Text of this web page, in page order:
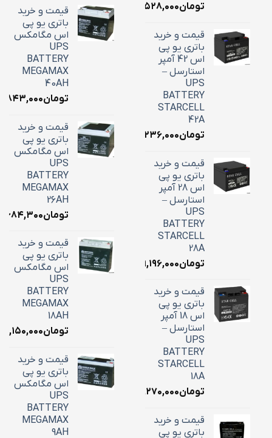
تومان۲۲,۵۲۸,۰۰۰
قیمت و خرید
باتری یو پی
اس 42 آمپر
استارسل –
UPS
BATTERY
STARCELL
42A
تومان۱۶,۲۳۶,۰۰۰
قیمت و خرید
باتری یو پی
اس 28 آمپر
استارسل –
UPS
BATTERY
STARCELL
28A
تومان۹,۱۹۶,۰۰۰
قیمت و خرید
باتری یو پی
اس 18 آمپر
استارسل –
UPS
BATTERY
STARCELL
18A
تومان۶,۲۷۰,۰۰۰
قیمت و خرید
باتری یو پی
قیمت و خرید
باتری یو پی
اس مگامکس
UPS
BATTERY
MEGAMAX
40AH
تومان
قیمت و خرید
باتری یو پی
اس مگامکس
UPS
BATTERY
MEGAMAX
26AH
تومان
قیمت و خرید
باتری یو پی
اس مگامکس
UPS
BATTERY
MEGAMAX
18AH
تومان۷,۱۵۰,۰۰۰
قیمت و خرید
باتری یو پی
اس مگامکس
UPS
BATTERY
MEGAMAX
9AH